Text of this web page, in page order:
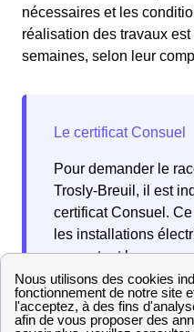
nécessaires et les
réalisation des travaux
semaines, selon leur
Pour demander le
Trosly-Breuil, il est
certificat Consuel.
les installations
respectent les
Les habitantes de
de Trosly-Breuil
procédure pour